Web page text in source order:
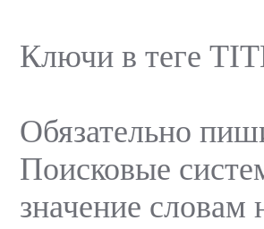
Ключи в теге
Обязательно
Поисковые
значение словам